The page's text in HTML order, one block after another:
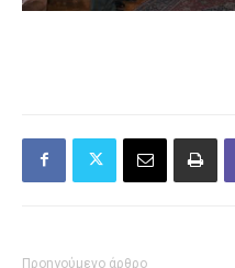
Προηγούμενο άρθρο